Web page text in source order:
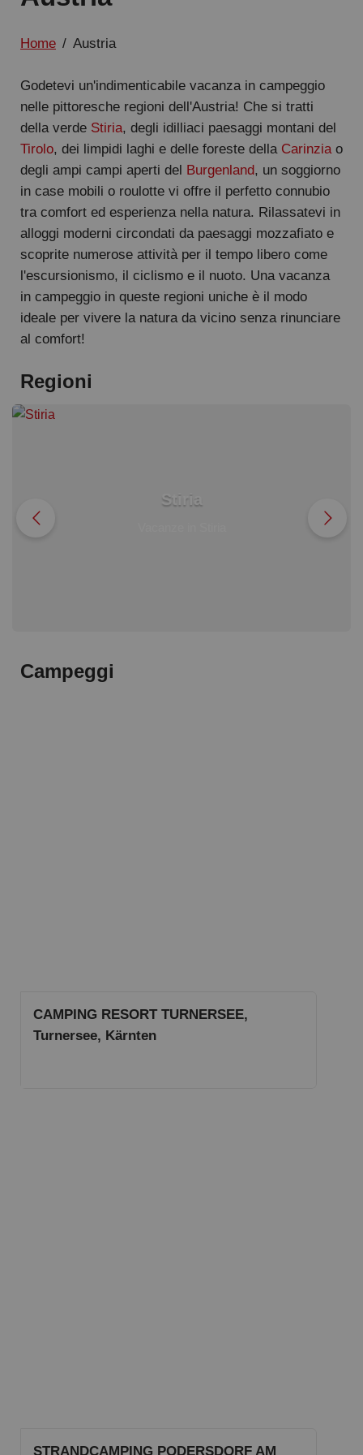
Home / Austria
Godetevi un'indimenticabile vacanza in campeggio
nelle pittoresche regioni dell'Austria! Che si tratti
della verde Stiria, degli idilliaci paesaggi montani del
Tirolo, dei limpidi laghi e delle foreste della Carinzia o
degli ampi campi aperti del Burgenland, un soggiorno
in case mobili o roulotte vi offre il perfetto connubio
tra comfort ed esperienza nella natura. Rilassatevi in
alloggi moderni circondati da paesaggi mozzafiato e
scoprite numerose attività per il tempo libero come
l'escursionismo, il ciclismo e il nuoto. Una vacanza
in campeggio in queste regioni uniche è il modo
ideale per vivere la natura da vicino senza rinunciare
al comfort!
Regioni
Stiria
Campeggi
CAMPING RESORT TURNERSEE,
Turnersee, Kärnten
STRANDCAMPING PODERSDORF AM